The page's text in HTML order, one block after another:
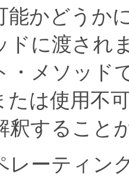
能かどうか
ドに渡され
・メソッド
たは使用不
釈すること
レーティン